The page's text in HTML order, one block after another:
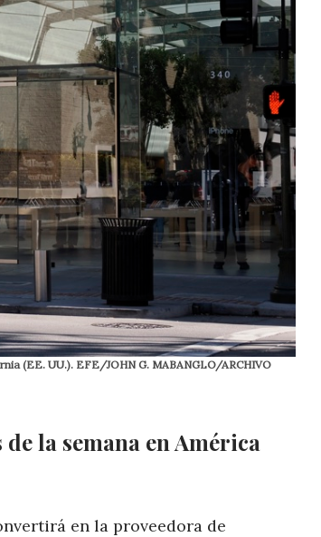
(EE. UU.). EFE/JOHN G. MABANGLO/ARCHIVO
la semana en América
en la proveedora de